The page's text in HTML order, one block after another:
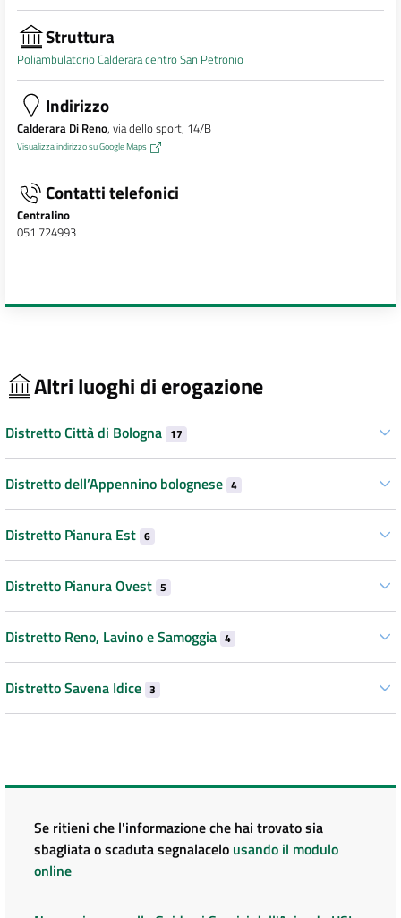
Struttura
Poliambulatorio Calderara centro San Petronio
Indirizzo
Calderara Di Reno, via dello sport, 14/B
Visualizza indirizzo su Google Maps
Contatti telefonici
Centralino
051 724993
Altri luoghi di erogazione
Distretto Città di Bologna 17
Distretto dell’Appennino bolognese 4
Distretto Pianura Est 6
Distretto Pianura Ovest 5
Distretto Reno, Lavino e Samoggia 4
Distretto Savena Idice 3
Se ritieni che l'informazione che hai trovato sia
sbagliata o scaduta segnalacelo usando il modulo
online